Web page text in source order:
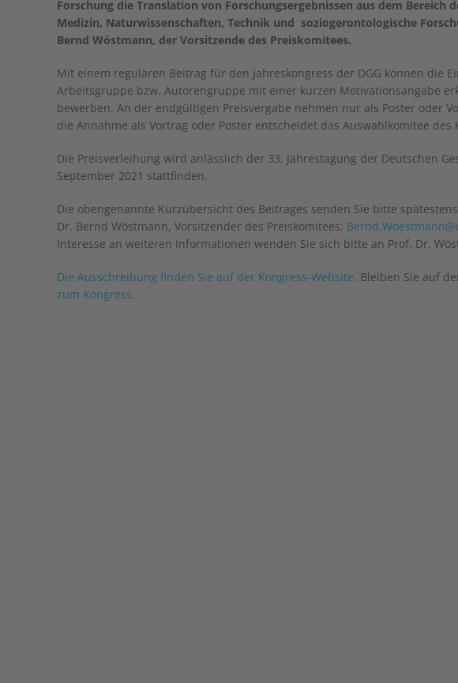
Forschung die Translation von Forschungsergebnissen aus dem Bereich
Medizin, Naturwissenschaften, Technik und soziogerontologische
Bernd Wöstmann, der Vorsitzende des Preiskomitees.
Mit einem regulären Beitrag für den Jahreskongress der DGG können die
Arbeitsgruppe bzw. Autorengruppe mit einer kurzen Motivationsangabe
bewerben. An der endgültigen Preisvergabe nehmen nur als Poster oder
die Annahme als Vortrag oder Poster entscheidet das Auswahlkomitee des
Die Preisverleihung wird anlässlich der 33. Jahrestagung der Deutschen
September 2021 stattfinden.
Die obengenannte Kurzübersicht des Beitrages senden Sie bitte
Dr. Bernd Wöstmann, Vorsitzender des Preiskomitees:
Interesse an weiteren Informationen wenden Sie sich bitte an Prof. Dr.
Die Ausschreibung finden Sie auf der Kongress-Website. Bleiben Sie auf
zum Kongress.